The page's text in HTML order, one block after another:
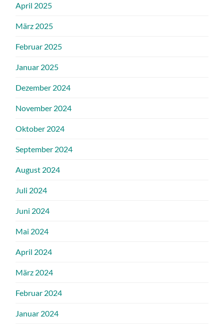
April 2025
März 2025
Februar 2025
Januar 2025
Dezember 2024
November 2024
Oktober 2024
September 2024
August 2024
Juli 2024
Juni 2024
Mai 2024
April 2024
März 2024
Februar 2024
Januar 2024